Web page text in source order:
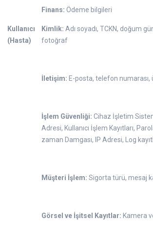
Finans: Ödeme bilgileri
Kullanıcı
(Hasta)
Kimlik: Adı soyadı, TCKN, doğum
fotoğraf
İletişim: E-posta, telefon numarası,
İşlem Güvenliği: Cihaz İşletim
Adresi, Kullanıcı İşlem Kayıtları,
zaman Damgası, IP Adresi, Log
Müşteri İşlem: Sigorta türü, mesaj
Görsel ve İşitsel Kayıtlar: Kamera